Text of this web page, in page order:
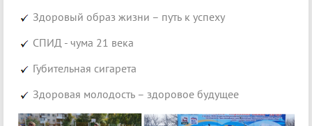
Здоровый образ жизни – путь к успеху
СПИД - чума 21 века
Губительная сигарета
Здоровая молодость – здоровое будущее